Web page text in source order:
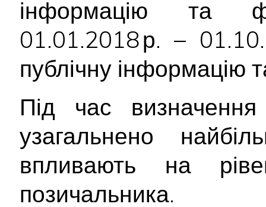
інформацію та
01.01.2018 р. –
публічну інформацію
Під час визначення
узагальнено
впливають на
позичальника.